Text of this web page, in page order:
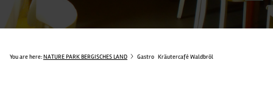
You are here:NATURE PARK BERGISCHES LAND Gastro Kräutercafé Waldbröl